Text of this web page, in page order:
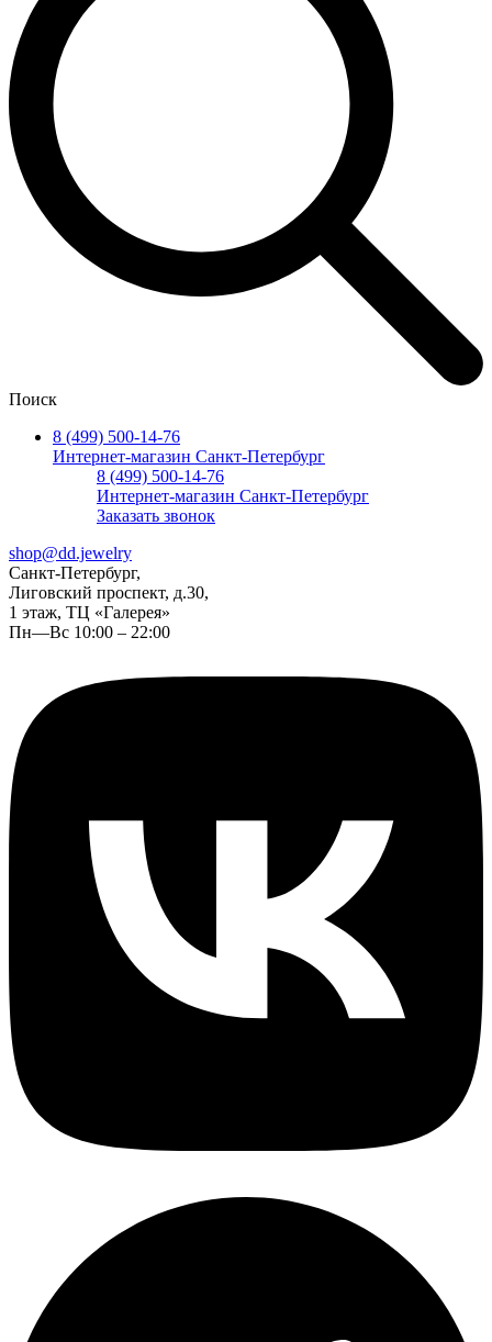
Поиск
8 (499) 500-14-76
Интернет-магазин Санкт-Петербург
8 (499) 500-14-76
Интернет-магазин Санкт-Петербург
Заказать звонок
shop@dd.jewelry
Санкт-Петербург,
Лиговский проспект, д.30,
1 этаж, ТЦ «Галерея»
Пн—Вс 10:00 – 22:00